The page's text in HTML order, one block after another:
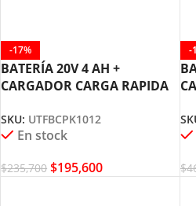
-17%
BATERÍA 20V 4 AH +
CARGADOR CARGA RAPIDA
SKU: UTFBCPK1012
En stock
$235,700 $195,600
-
$